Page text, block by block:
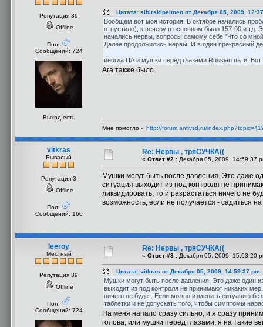
Репутация 39
Offline
Пол:
Сообщений: 724
Выход есть
Цитата: sibirskipelmen от Декабря 05, 2009,
Вообщем вот моя история. В октябре начались
отпустило), к вечеру в основном было 157-90 и
начались нервы, вопросы самому себе "Что со
Далее продолжились нервы. И в один прекрасный
иногда ПА и мушки перед глазами Russian пати.
Ага также было.
Мне помогло - http://forum.antivsd.ru/
vitkras
Бывалый
Репутация 3
Offline
Пол:
Сообщений: 160
Re: Нервы , тряСУЧКА((
« Ответ #2 : Декабря 05, 2009, 14:59:37
Мушки могут быть после давления. Это даже
ситуация выходит из под контроля не
ликвидировать, то и разрастаться ничего не
возможность, если не получается - садиться
leeroy
Местный
Репутация 39
Offline
Пол:
Сообщений: 724
Re: Нервы , тряСУЧКА((
« Ответ #3 : Декабря 05, 2009, 15:03:20
Цитата: vitkras от Декабря 05, 2009, 14:59:37 pm
Мушки могут быть после давления. Это даже один
выходит из под контроля не принимают никаких
ничего не будет. Если можно изменить ситуацию
таблетки и не допускать того, чтобы симптомы
На меня напало сразу сильно, и я сразу
голова, или мушки перед глазами, я на такие